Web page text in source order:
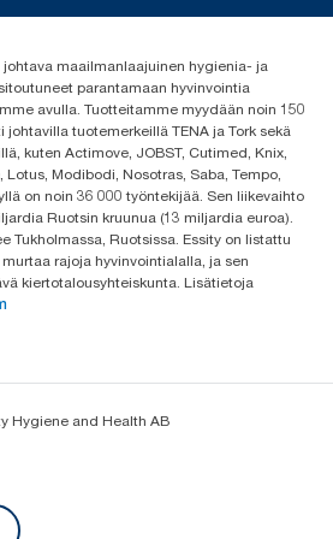
johtava maailmanlaajuinen hygienia- ja
parantamaan hyvinvointia
avulla. Tuotteitamme myydään noin 150
tuotemerkeillä TENA ja Tork sekä
kuten Actimove, JOBST, Cutimed, Knix,
Modibodi, Nosotras, Saba, Tempo,
on noin 36 000 työntekijää. Sen liikevaihto
Ruotsin kruunua (13 miljardia euroa).
Tukholmassa, Ruotsissa. Essity on listattu
rajoja hyvinvointialalla, ja sen
kiertotalousyhteiskunta. Lisätietoja
Hygiene and Health AB